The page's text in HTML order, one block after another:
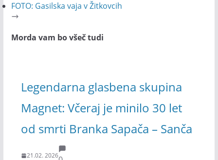
FOTO: Gasilska vaja v Žitkovcih
Morda vam bo všeč tudi
Legendarna glasbena skupina
Magnet: Včeraj je minilo 30 let
od smrti Branka Sapača – Sanča
21.02. 2026